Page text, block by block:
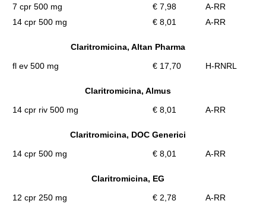
7 cpr 500 mg
€ 7,98
A-RR
14 cpr 500 mg
€ 8,01 A-RR
Claritromicina, Altan Pharma
fl ev 500 mg
€ 17,70 H-RNRL
Claritromicina, Almus
14 cpr riv 500 mg
€ 8,01 A-RR
Claritromicina, DOC Generici
14 cpr 500 mg
€ 8,01 A-RR
Claritromicina, EG
12 cpr 250 mg
€ 2,78
A-RR